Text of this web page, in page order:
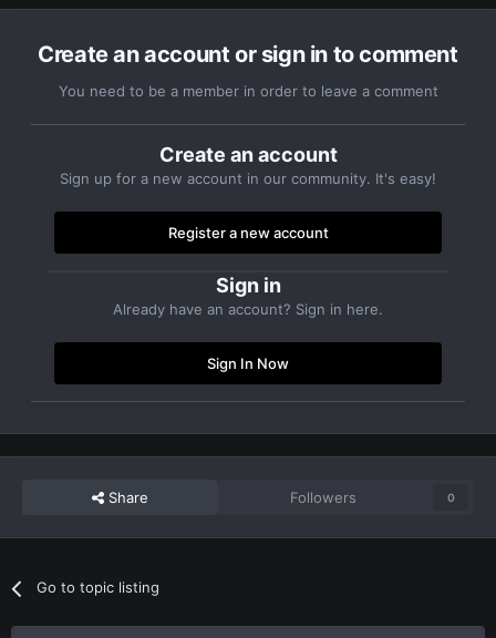
Create an account or sign in to comment
You need to be a member in order to leave a comment
Create an account
Sign up for a new account in our community. It's easy!
Register a new account
Sign in
Already have an account? Sign in here.
Sign In Now
Share Followers 0
Go to topic listing